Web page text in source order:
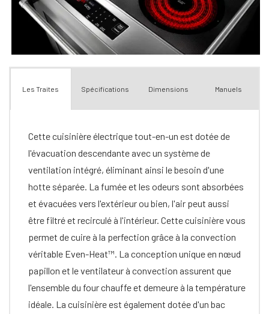
Les Traites Spécifications Dimensions Manuels
Cette cuisinière électrique tout-en-un est dotée de
l'évacuation descendante avec un système de
ventilation intégré, éliminant ainsi le besoin d'une
hotte séparée. La fumée et les odeurs sont absorbées
et évacuées vers l'extérieur ou bien, l'air peut aussi
être filtré et recirculé à l'intérieur. Cette cuisinière vous
permet de cuire à la perfection grâce à la convection
véritable Even-Heat™. La conception unique en nœud
papillon et le ventilateur à convection assurent que
l'ensemble du four chauffe et demeure à la température
idéale. La cuisinière est également dotée d'un bac